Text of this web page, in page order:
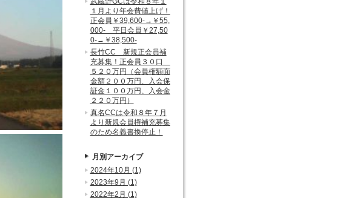
１月より年会費値上げ！
正会員￥39,600-→￥55,
000- 平日会員￥27,50
0-→￥38,500-
長竹CC 新規正会員補
充募集！正会員３０口
５２０万円（会員権額面
金額２００万円、入会保
証金１００万円、入会金
２２０万円）
真名CCは令和８年７月
より新規会員権補充募集
のため名義書換停止！
月別アーカイブ
2024年10月 (1)
2023年9月 (1)
2022年2月 (1)